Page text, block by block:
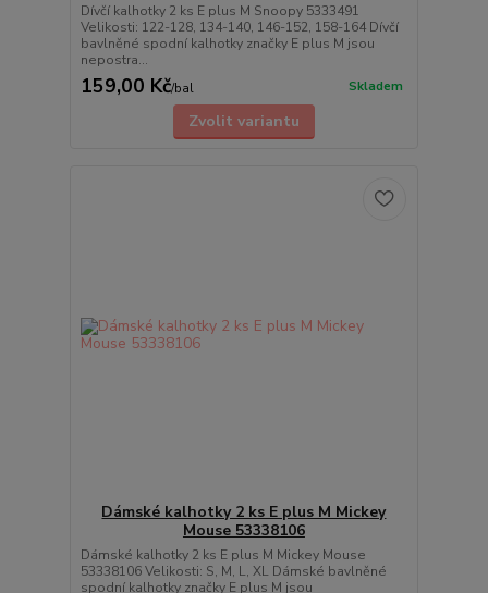
Dívčí kalhotky 2 ks E plus M Snoopy 5333491
Velikosti: 122-128, 134-140, 146-152, 158-164 Dívčí
bavlněné spodní kalhotky značky E plus M jsou
nepostra...
159,00 Kč/bal Skladem
Zvolit variantu
Dámské kalhotky 2 ks E plus M Mickey
Mouse 53338106
Dámské kalhotky 2 ks E plus M Mickey Mouse
53338106 Velikosti: S, M, L, XL Dámské bavlněné
spodní kalhotky značky E plus M jsou